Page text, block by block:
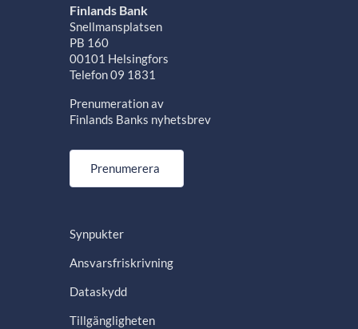
Finlands Bank
Snellmansplatsen
PB 160
00101 Helsingfors
Telefon 09 1831
Prenumeration av
Finlands Banks nyhetsbrev
Prenumerera
Synpukter
Ansvarsfriskrivning
Dataskydd
Tillgängligheten